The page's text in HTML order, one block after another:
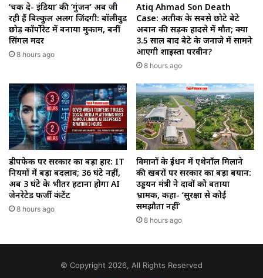
‘चक दे- इंडिया’ की ‘गुंजन’ अब जी
रही हैं बिल्कुल अलग जिंदगी: बॉलीवुड
छोड़ कॉर्पोरेट में बनाया मुकाम, बनीं
सिंगल मदर
8 hours ago
Atiq Ahmad Son Death
Case: अतीक के सबसे छोटे बेटे
अबान की सड़क हादसे में मौत; क्या
3.5 साल बाद बेटे के जनाजे में सामने
आएगी शाइस्ता परवीन?
8 hours ago
डीपफेक पर सरकार का बड़ा प्रहार: IT
नियमों में बड़ा बदलाव; 36 घंटे नहीं,
अब 3 घंटे के भीतर हटाना होगा AI
जेनरेटेड फर्जी कंटेंट
8 hours ago
विमानों के ईंधन में एथेनॉल मिलाने
की खबरों पर सरकार का बड़ा बयान:
उड्डयन मंत्री ने दावों को बताया
भ्रामक, कहा- ‘सुरक्षा से कोई
समझौता नहीं’
8 hours ago
© Copyright 2026, All Rights Reserved